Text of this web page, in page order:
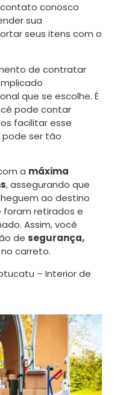
conosco
sua
seus itens com o
de contratar
que se escolhe. É
pode contar
facilitar esse
ser tão
a máxima
, assegurando que
ao destino
foram retirados e
Assim, você
de segurança,
no carreto.
– Interior de